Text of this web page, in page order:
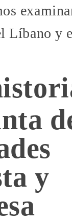
Líbano y
y